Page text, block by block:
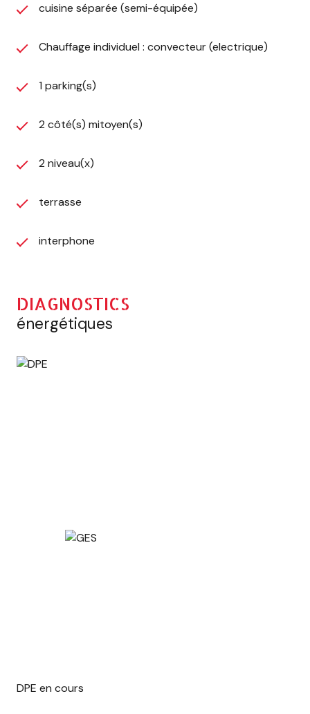
cuisine séparée (semi-équipée)
Chauffage individuel : convecteur (electrique)
1 parking(s)
2 côté(s) mitoyen(s)
2 niveau(x)
terrasse
interphone
DIAGNOSTICS
énergétiques
DPE en cours